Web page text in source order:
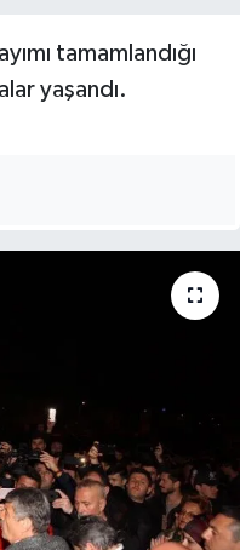
tamamlandığı
yaşandı.